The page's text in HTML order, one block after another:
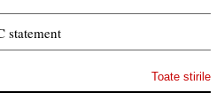
statement
Toate stirile